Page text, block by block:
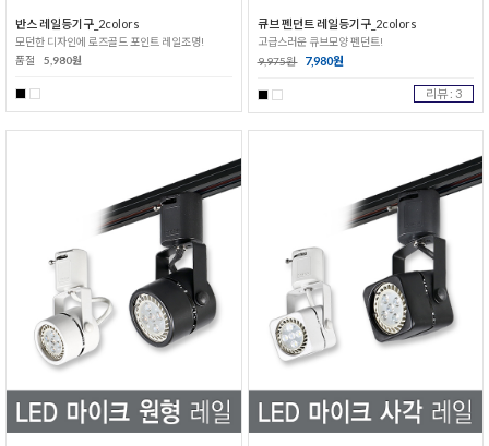
반스 레일등기구_2colors
모던한 디자인에 로즈골드 포인트 레일조명!
품절
5,980원
큐브 펜던트 레일등기구_2colors
고급스러운 큐브모양 펜던트!
9,975원
7,980원
리뷰 : 3